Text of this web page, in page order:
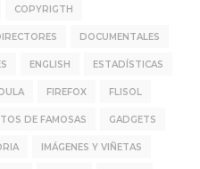
COPYRIGTH
DOCUMENTALES
ENGLISH ESTADÍSTICAS
FIREFOX FLISOL
DE FAMOSAS GADGETS
IMÁGENES Y VIÑETAS